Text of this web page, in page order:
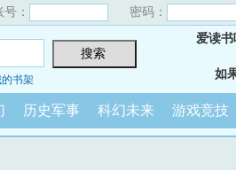
号： 密码：
书架
爱读
如
历史军事 科幻未来 游戏竞技